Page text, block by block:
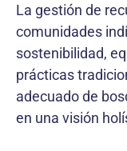
La gestión de
comunidades
sostenibilidad,
prácticas
adecuado de
en una visión